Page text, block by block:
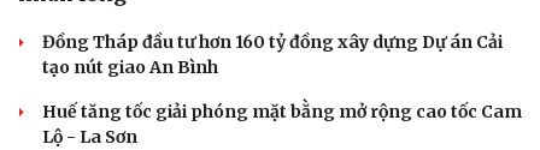
Đồng Tháp đầu tư hơn 160 tỷ đồng xây dựng Dự án Cải
tạo nút giao An Bình
Huế tăng tốc giải phóng mặt bằng mở rộng cao tốc Cam
Lộ - La Sơn